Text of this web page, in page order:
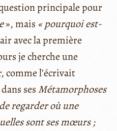
principale pour
», mais « pourquoi est-
avec la première
je cherche une
comme l’écrivait
dans ses Métamorphoses
regarder où une
sont ses mœurs ;